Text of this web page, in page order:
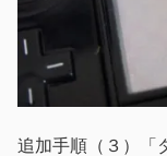
追加手順（３）「